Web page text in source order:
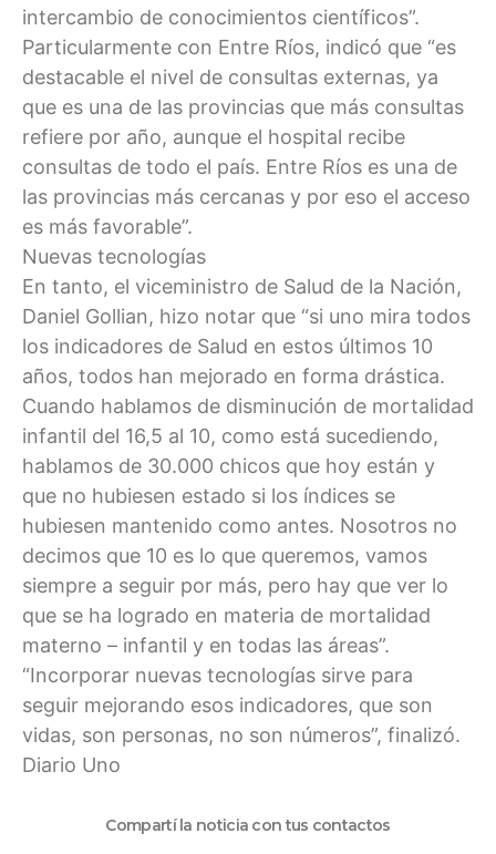
intercambio de conocimientos científicos”.
Particularmente con Entre Ríos, indicó que “es
destacable el nivel de consultas externas, ya
que es una de las provincias que más consultas
refiere por año, aunque el hospital recibe
consultas de todo el país. Entre Ríos es una de
las provincias más cercanas y por eso el acceso
es más favorable”.
Nuevas tecnologías
En tanto, el viceministro de Salud de la Nación,
Daniel Gollian, hizo notar que “si uno mira todos
los indicadores de Salud en estos últimos 10
años, todos han mejorado en forma drástica.
Cuando hablamos de disminución de mortalidad
infantil del 16,5 al 10, como está sucediendo,
hablamos de 30.000 chicos que hoy están y
que no hubiesen estado si los índices se
hubiesen mantenido como antes. Nosotros no
decimos que 10 es lo que queremos, vamos
siempre a seguir por más, pero hay que ver lo
que se ha logrado en materia de mortalidad
materno – infantil y en todas las áreas”.
“Incorporar nuevas tecnologías sirve para
seguir mejorando esos indicadores, que son
vidas, son personas, no son números”, finalizó.
Diario Uno
Compartí la noticia con tus contactos